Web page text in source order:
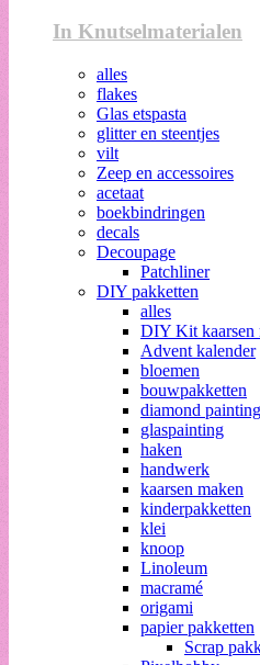
In Knutselmaterialen
alles
flakes
Glas etspasta
glitter en steentjes
vilt
Zeep en accessoires
acetaat
boekbindringen
decals
Decoupage
Patchliner
DIY pakketten
alles
DIY Kit kaarsen
Advent kalender
bloemen
bouwpakketten
diamond painting
glaspainting
haken
handwerk
kaarsen maken
kinderpakketten
klei
knoop
Linoleum
macramé
origami
papier pakketten
Scrap